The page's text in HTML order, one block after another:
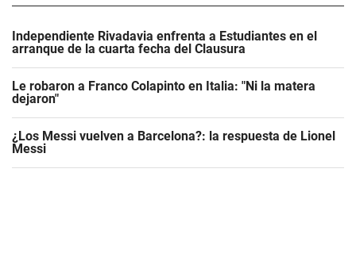
Independiente Rivadavia enfrenta a Estudiantes en el
arranque de la cuarta fecha del Clausura
Le robaron a Franco Colapinto en Italia: "Ni la matera
dejaron"
¿Los Messi vuelven a Barcelona?: la respuesta de Lionel
Messi